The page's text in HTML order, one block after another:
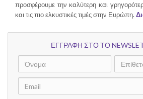
προσφέρουμε την καλύτερη και
και τις πιο ελκυστικές τιμές στην Ευρώπη.
ΕΓΓΡΑΦΗ ΣΤΟ ΤΟ